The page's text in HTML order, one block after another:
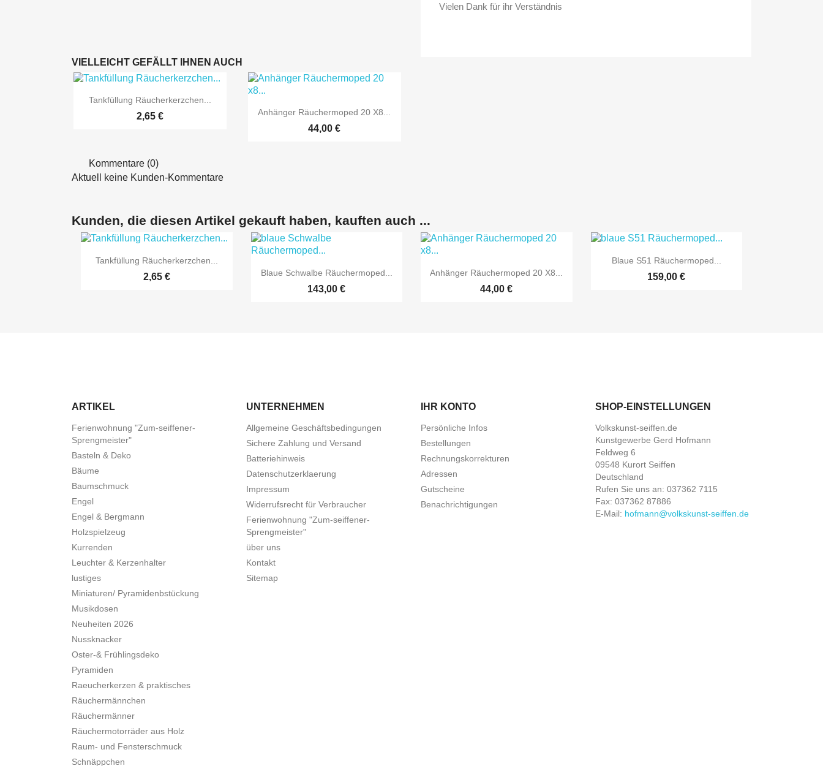
Vielen Dank für ihr Verständnis
VIELLEICHT GEFÄLLT IHNEN AUCH
 Vorschau
Tankfüllung Räucherkerzchen...
2,65 €  Vorschau
Anhänger Räuchermoped 20 X8...
44,00 €
Kommentare (0)
Aktuell keine Kunden-Kommentare
Kunden, die diesen Artikel gekauft haben, kauften auch ...
 Vorschau
Tankfüllung Räucherkerzchen...
2,65 €  Vorschau
Blaue Schwalbe Räuchermoped...
143,00 €
 Vorschau
Anhänger Räuchermoped 20 X8...
44,00 €
 Vorschau
Blaue S51 Räuchermoped...
159,00 €
ARTIKEL
Ferienwohnung "Zum-seiffener-
Sprengmeister"
Basteln & Deko
Bäume
Baumschmuck
Engel
Engel & Bergmann
Holzspielzeug
Kurrenden
Leuchter & Kerzenhalter
lustiges
Miniaturen/ Pyramidenbstückung
Musikdosen
Neuheiten 2026
Nussknacker
Oster-& Frühlingsdeko
Pyramiden
Raeucherkerzen & praktisches
Räuchermännchen
Räuchermänner
Räuchermotorräder aus Holz
Raum- und Fensterschmuck
Schnäppchen
UNTERNEHMEN
Allgemeine Geschäftsbedingungen
Sichere Zahlung und Versand
Batteriehinweis
Datenschutzerklaerung
Impressum
Widerrufsrecht für Verbraucher
Ferienwohnung "Zum-seiffener-
Sprengmeister"
über uns
Kontakt
Sitemap
IHR KONTO
Persönliche Infos
Bestellungen
Rechnungskorrekturen
Adressen
Gutscheine
Benachrichtigungen
SHOP-EINSTELLUNGEN
Volkskunst-seiffen.de
Kunstgewerbe Gerd Hofmann
Feldweg 6
09548 Kurort Seiffen
Deutschland
Rufen Sie uns an: 037362 7115
Fax: 037362 87886
E-Mail: hofmann@volkskunst-seiffen.de